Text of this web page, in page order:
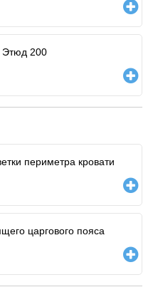
Этюд 200
периметра кровати
царгового пояса